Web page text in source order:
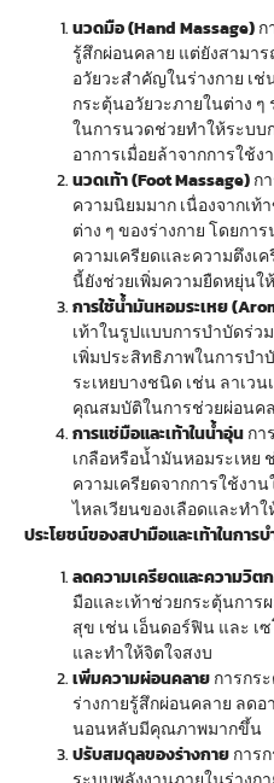
นวดมือ (Hand Massage)ก
รู้สึกผ่อนคลาย แต่ยังสามา
อวัยวะสำคัญในร่างกาย เ
กระตุ้นอวัยวะภายในต่าง
ในการนวดช่วยทำให้ระบ
อาการเมื่อยล้าจากการใช้
นวดเท้า (Foot Massage)ก
ความนิยมมาก เนื่องจากเท้
ต่าง ๆ ของร่างกาย โดยกา
ความเครียดและความตึงเ
นี้ยังช่วยเพิ่มความยืดหยุ่นใ
การใช้น้ำมันหอมระเหย
เท้าในรูปแบบการบำบัดร่ว
เพิ่มประสิทธิภาพในการบ
ระเหยบางชนิด เช่น ลาเว
คุณสมบัติในการช่วยผ่อนค
การแช่มือและเท้าในน้ำอุ่นกา
เกลือหรือน้ำมันหอมระเหย
ความเครียดจากการใช้งา
ไหลเวียนของเลือดและทำ
ประโยชน์ของสปามือและเท้าในการ
ลดความเครียดและความวิต
มือและเท้าช่วยกระตุ้นกา
สุข เช่น เอ็นดอร์ฟิน และ เ
และทำให้จิตใจสงบ
เพิ่มความผ่อนคลายการกร
ร่างกายรู้สึกผ่อนคลาย ลดอ
นอนหลับมีคุณภาพมากขึ้น
ปรับสมดุลของร่างกายการ